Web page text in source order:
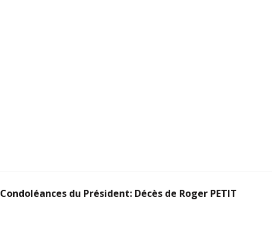
Condoléances du Président: Décès de Roger PETIT